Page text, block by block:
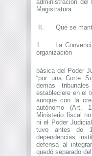
administración
Magistratura.
II. Qué se
1. La
organización
básica del Poder
“por una Corte
demás
estableciere en el
aunque con la
autónomo (Art.
Ministerio fiscal
ni el Poder
tuvo antes de
dependencias
defensa al
quedó separado